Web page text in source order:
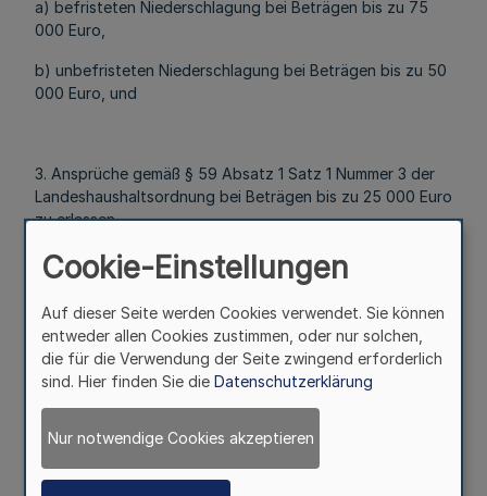
a) befristeten Niederschlagung bei Beträgen bis zu 75
000 Euro,
b) unbefristeten Niederschlagung bei Beträgen bis zu 50
000 Euro, und
3. Ansprüche gemäß § 59 Absatz 1 Satz 1 Nummer 3 der
Landeshaushaltsordnung bei Beträgen bis zu 25 000 Euro
zu erlassen.
§ 4
Mehr
Mehr
Den unteren Landesbehörden sowie Einrichtungen
werden die Befugnisse übertragen,
Cookie-Einstellungen
Auf dieser Seite werden Cookies verwendet. Sie können
entweder allen Cookies zustimmen, oder nur solchen,
die für die Verwendung der Seite zwingend erforderlich
sind. Hier finden Sie die Datenschutzerklärung
Nur notwendige Cookies akzeptieren